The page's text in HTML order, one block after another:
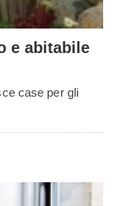
e abitabile
case per gli